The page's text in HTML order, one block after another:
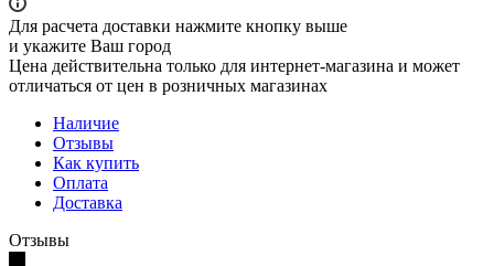
Для расчета доставки нажмите кнопку выше
и укажите Ваш город
Цена действительна только для интернет-магазина и может
отличаться от цен в розничных магазинах
Наличие
Отзывы
Как купить
Оплата
Доставка
Отзывы